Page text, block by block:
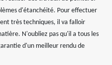
d'étanchéité. Pour effectuer
très techniques, il va falloir
N'oubliez pas qu'il a tous les
d'un meilleur rendu de